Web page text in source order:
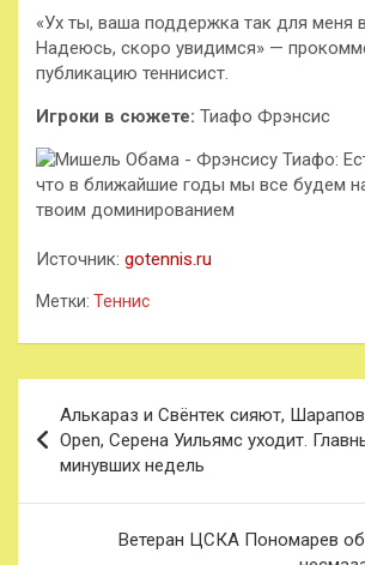
«Ух ты, ваша поддержка так для меня
Надеюсь, скоро увидимся» —
публикацию теннисист.
Игроки в сюжете: Тиафо Фрэнсис
Источник: gotennis.ru
Метки: Теннис
по
записям
Алькараз и Свёнтек сияют,
Open, Серена Уильямс уходит.
минувших недель
Ветеран ЦСКА Пономарев